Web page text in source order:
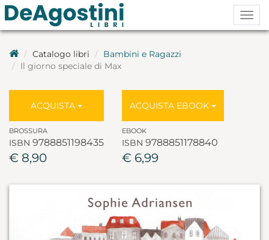
Catalogo libri
Bambini e Ragazzi
Il giorno speciale di Max
ACQUISTA
BROSSURA
ISBN 9788851198435
€ 8,90
ACQUISTA EBOOK
EBOOK
ISBN 9788851178840
€ 6,99